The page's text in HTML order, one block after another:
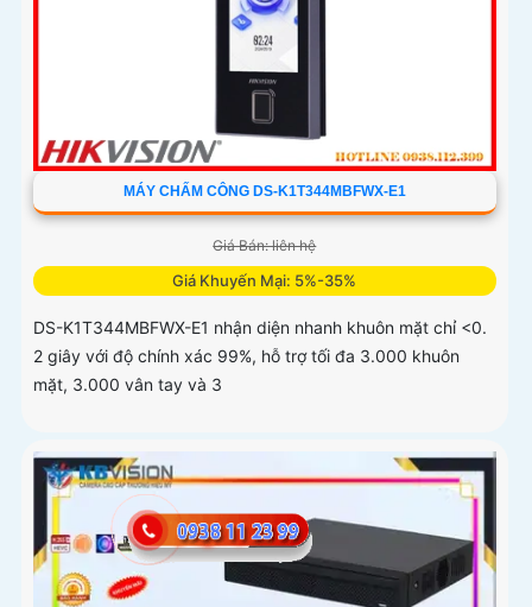
MÁY CHẤM CÔNG DS-K1T344MBFWX-E1
Giá Bán: liên hệ
Giá Khuyến Mại: 5%-35%
DS-K1T344MBFWX-E1 nhận diện nhanh khuôn mặt chỉ <0.
2 giây với độ chính xác 99%, hỗ trợ tối đa 3.000 khuôn
mặt, 3.000 vân tay và 3